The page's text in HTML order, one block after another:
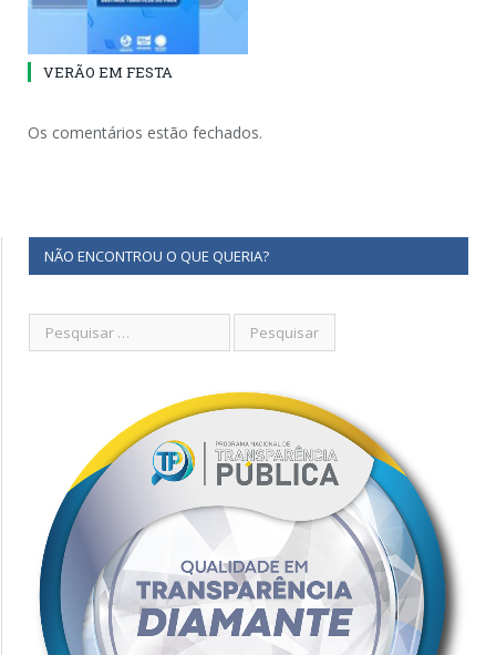
VERÃO EM FESTA
Os comentários estão fechados.
NÃO ENCONTROU O QUE QUERIA?